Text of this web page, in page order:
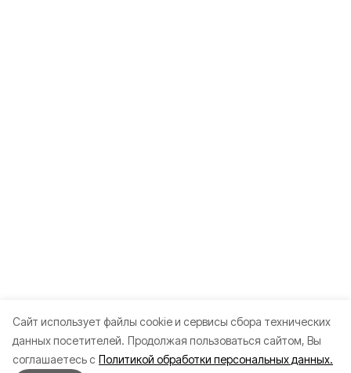
Cайт использует файлы cookie и сервисы сбора технических
данных посетителей. Продолжая пользоваться сайтом, Вы
соглашаетесь с Политикой обработки персональных данных.
Разделы